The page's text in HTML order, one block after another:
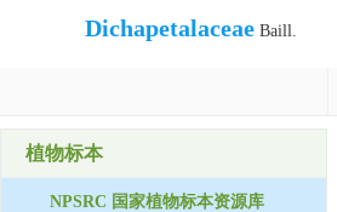
Dichapetalaceae Baill.
植物标本
NPSRC 国家植物标本资源库